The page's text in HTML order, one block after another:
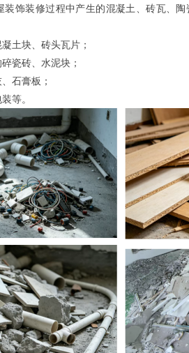
装修过程中产生的混凝土、砖瓦、陶
块、砖头瓦片；
瓷砖、水泥块；
石膏板；
等。